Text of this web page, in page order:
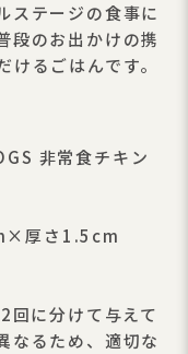
ステージの食事に
段のお出かけの携
るごはんです。
非常食チキン
厚さ1.5cm
回に分けて与えて
なるため、適切な